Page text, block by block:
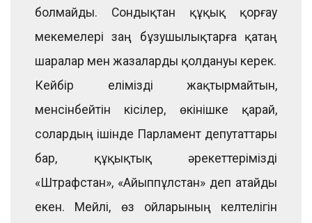
болмайды. Сондықтан құқық қорғау
мекемелері заң бұзушылықтарға қатаң
шаралар мен жазаларды қолдануы керек.
Кейбір елімізді жақтырмайтын,
менсінбейтін кісілер, өкінішке қарай,
солардың ішінде Парламент депутаттары
бар, құқықтық әрекеттерімізді
«Штрафстан», «Айыппұлстан» деп атайды
екен. Мейлі, өз ойларының келтелігін